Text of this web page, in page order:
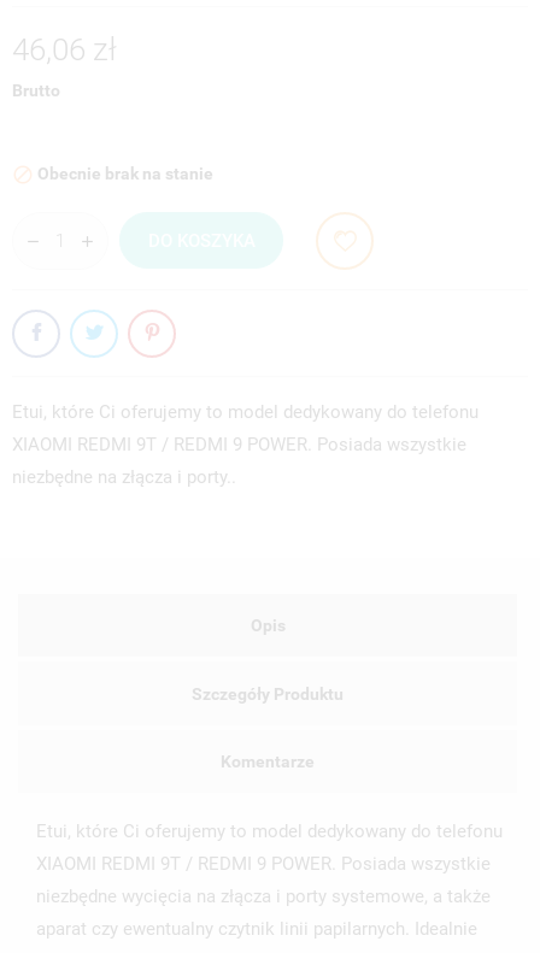
46,06 zł
Brutto
 Obecnie brak na stanie
Etui, które Ci oferujemy to model dedykowany do telefonu
XIAOMI REDMI 9T / REDMI 9 POWER. Posiada wszystkie
niezbędne na złącza i porty..
Opis
Szczegóły Produktu
Komentarze
Etui, które Ci oferujemy to model dedykowany do telefonu
XIAOMI REDMI 9T / REDMI 9 POWER. Posiada wszystkie
niezbędne wycięcia na złącza i porty systemowe, a także
aparat czy ewentualny czytnik linii papilarnych. Idealnie